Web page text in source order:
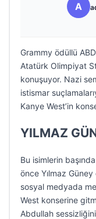
A
Grammy ödüllü
Atatürk Olimpiyat
konuşuyor. Nazi
istismar
Kanye West’in
YILMAZ
Bu isimlerin
önce Yılmaz
sosyal medyada
West konserine
Abdullah